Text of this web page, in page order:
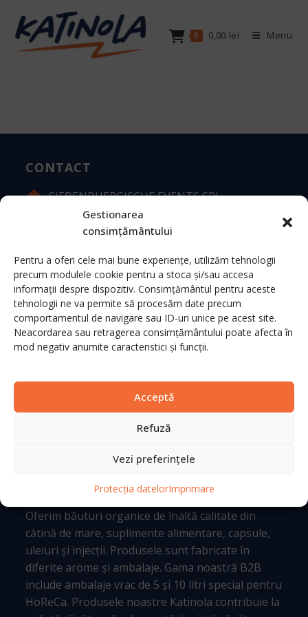
Gestionarea
consimțământului
Pentru a oferi cele mai bune experiențe, utilizăm tehnologii
precum modulele cookie pentru a stoca și/sau accesa
informații despre dispozitiv. Consimțământul pentru aceste
tehnologii ne va permite să procesăm date precum
comportamentul de navigare sau ID-uri unice pe acest site.
Neacordarea sau retragerea consimțământului poate afecta în
mod negativ anumite caracteristici și funcții.
Acceptă
Refuză
Vezi preferințele
Protecția datelorImprimare
content
0 0,00 lei Menu
CONTACT
SIEBENBUERGISCHE EVENTS SRL
Strada Mica Nr. 5, Brașov
+40 (0)721 959 466
INFORMAȚII
Magazin
Imprimare
Termeni și condiții
KATINOLA | PRODUSE DIN CĂTINĂ
Oferim băuturi organice de înaltă calitate din
cătină de mare, suplimente alimentare, capsule,
uleiuri și injecții. Produsele sunt fabricate în
diferite arome și ambalaje. Gama noastră B2B
include ambalaje vrac de 5 și 10 litri special pentru
HoReCa. Produsele noastre Katinola contribuie la